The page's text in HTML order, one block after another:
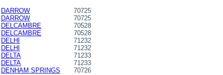
DARROW
70725
DARROW
70725
DELCAMBRE
70528
DELCAMBRE
70528
DELHI
71232
DELHI
71232
DELTA
71233
DELTA
71233
DENHAM SPRINGS
70726